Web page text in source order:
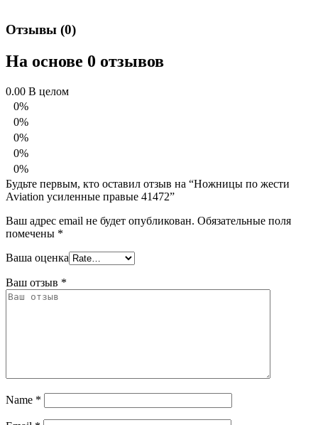
Отзывы (0)
На основе 0 отзывов
0.00 В целом
0%
0%
0%
0%
0%
Будьте первым, кто оставил отзыв на “Ножницы по жести
Aviation усиленные правые 41472”
Ваш адрес email не будет опубликован. Обязательные поля
помечены *
Ваша оценка
Ваш отзыв *
Name *